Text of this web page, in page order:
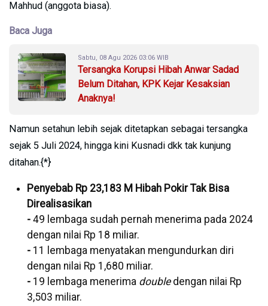
Mahhud (anggota biasa).
Baca Juga
Sabtu, 08 Agu 2026 03:06 WIB
Tersangka Korupsi Hibah Anwar Sadad
Belum Ditahan, KPK Kejar Kesaksian
Anaknya!
Namun setahun lebih sejak ditetapkan sebagai tersangka
sejak 5 Juli 2024, hingga kini Kusnadi dkk tak kunjung
ditahan.{*}
Penyebab Rp 23,183 M Hibah Pokir Tak Bisa
Direalisasikan
- 49 lembaga sudah pernah menerima pada 2024
dengan nilai Rp 18 miliar.
- 11 lembaga menyatakan mengundurkan diri
dengan nilai Rp 1,680 miliar.
- 19 lembaga menerima doubledengan nilai Rp
3,503 miliar.